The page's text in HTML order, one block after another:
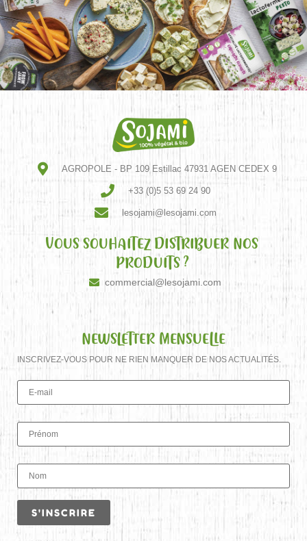
AGROPOLE - BP 109 Estillac 47931 AGEN CEDEX 9
+33 (0)5 53 69 24 90
lesojami@lesojami.com
VOUS SOUHAITEZ DISTRIBUER NOS
PRODUITS ?
commercial@lesojami.com
NEWSLETTER MENSUELLE
INSCRIVEZ-VOUS POUR NE RIEN MANQUER DE NOS ACTUALITÉS.